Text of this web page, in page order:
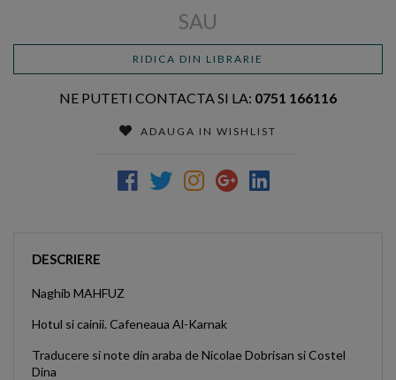
SAU
RIDICA DIN LIBRARIE
NE PUTETI CONTACTA SI LA: 0751 166116
ADAUGA IN WISHLIST
DESCRIERE
Naghib MAHFUZ
Hotul si cainii. Cafeneaua Al-Karnak
Traducere si note din araba de Nicolae Dobrisan si Costel
Dina